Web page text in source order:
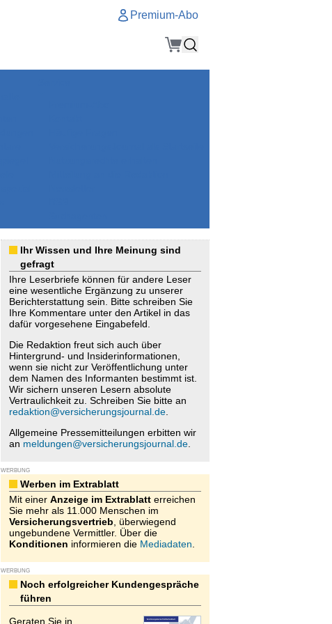
Premium-Abo
Ihr Wissen und Ihre Meinung sind
gefragt
Ihre Leserbriefe können für andere Leser
eine wesentliche Ergänzung zu unserer
Berichterstattung sein. Bitte schreiben Sie
Ihre Kommentare unter den Artikel in das
dafür vorgesehene Eingabefeld.
Die Redaktion freut sich auch über
Hintergrund- und Insiderinformationen,
wenn sie nicht zur Veröffentlichung unter
dem Namen des Informanten bestimmt ist.
Wir sichern unseren Lesern absolute
Vertraulichkeit zu. Schreiben Sie bitte an
redaktion@versicherungsjournal.de.
Allgemeine Pressemitteilungen erbitten wir
an meldungen@versicherungsjournal.de.
WERBUNG
Werben im Extrablatt
Mit einer Anzeige im Extrablatterreichen
Sie mehr als 11.000 Menschen im
Versicherungsvertrieb , überwiegend
ungebundene Vermittler. Über die
Konditionen informieren die Mediadaten
WERBUNG
Noch erfolgreicher Kundengespräche
führen
Geraten Sie in